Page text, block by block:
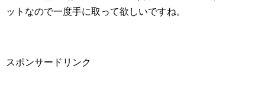
ットなので一度手に取って欲しいですね。
スポンサードリンク